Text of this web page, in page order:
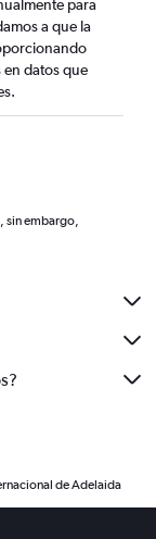
para
a que la
datos que
sin embargo,
de Adelaida